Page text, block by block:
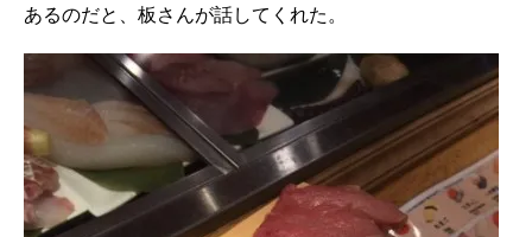
あるのだと、板さんが話してくれた。